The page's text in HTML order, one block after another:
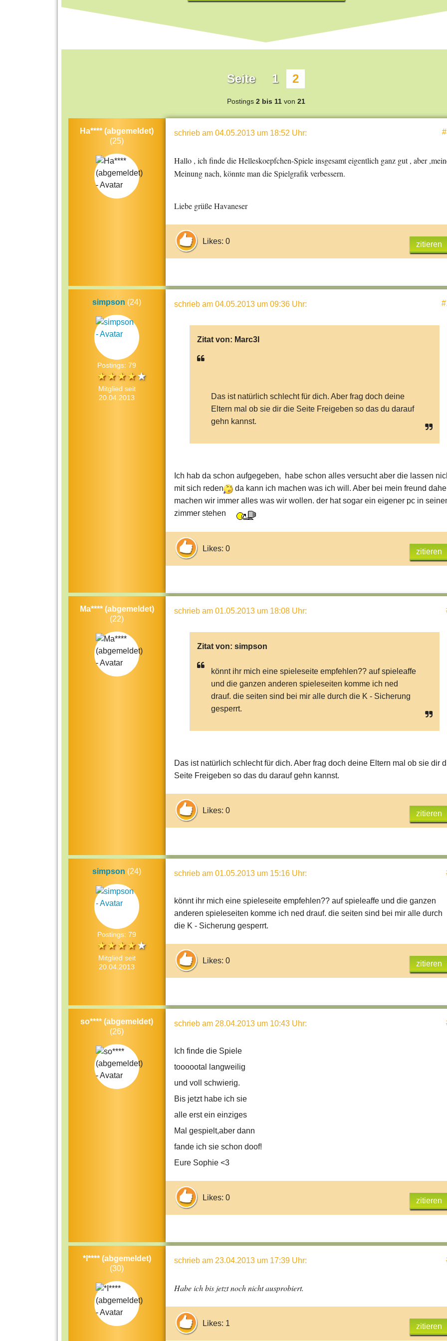
Seite 1 2
Postings 2 bis 11von 21
Ha**** (abgemeldet)
(25)
schrieb am 04.05.2013 um 18:52 Uhr:
Hallo , ich finde die Helleskoepfchen-Spiele insgesamt eigentlich ganz gut , aber
Meinung nach, könnte man die Spielgrafik verbessern.
Liebe grüße Havaneser
Likes: 0 zitieren
simpson (24)
Postings: 79
Mitglied seit
20.04.2013
schrieb am 04.05.2013 um 09:36 Uhr:
Zitat von: Marc3l
Das ist natürlich schlecht für dich. Aber frag doch deine
Eltern mal ob sie dir die Seite Freigeben so das du darauf
gehn kannst.
Ich hab da schon aufgegeben, habe schon alles versucht aber die lassen
mit sich reden
da kann ich machen was ich will. Aber bei mein freund
machen wir immer alles was wir wollen. der hat sogar ein eigener pc in
zimmer stehen
Likes: 0 zitieren
Ma**** (abgemeldet)
(22)
schrieb am 01.05.2013 um 18:08 Uhr:
Zitat von: simpson
könnt ihr mich eine spieleseite empfehlen?? auf spieleaffe
und die ganzen anderen spieleseiten komme ich ned
drauf. die seiten sind bei mir alle durch die K - Sicherung
gesperrt.
Das ist natürlich schlecht für dich. Aber frag doch deine Eltern mal ob sie dir
Seite Freigeben so das du darauf gehn kannst.
Likes: 0 zitieren
simpson (24)
Postings: 79
Mitglied seit
20.04.2013
schrieb am 01.05.2013 um 15:16 Uhr:
könnt ihr mich eine spieleseite empfehlen?? auf spieleaffe und die ganzen
anderen spieleseiten komme ich ned drauf. die seiten sind bei mir alle durch
die K - Sicherung gesperrt.
Likes: 0 zitieren
so**** (abgemeldet)
(26)
schrieb am 28.04.2013 um 10:43 Uhr:
Ich finde die Spiele
toooootal langweilig
und voll schwierig.
Bis jetzt habe ich sie
alle erst ein einziges
Mal gespielt,aber dann
fande ich sie schon doof!
Eure Sophie <3
Likes: 0 zitieren
*I**** (abgemeldet)
(30)
schrieb am 23.04.2013 um 17:39 Uhr:
Habe ich bis jetzt noch nicht ausprobiert.
Likes: 1 zitieren